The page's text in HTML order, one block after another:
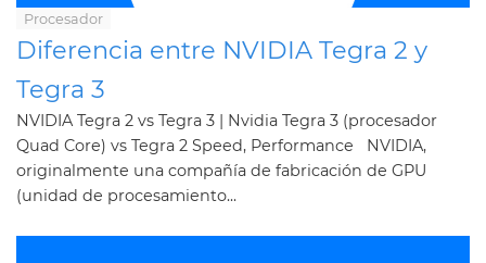
Procesador
Diferencia entre NVIDIA Tegra 2 y
Tegra 3
NVIDIA Tegra 2 vs Tegra 3 | Nvidia Tegra 3 (procesador
Quad Core) vs Tegra 2 Speed, Performance NVIDIA,
originalmente una compañía de fabricación de GPU
(unidad de procesamiento...